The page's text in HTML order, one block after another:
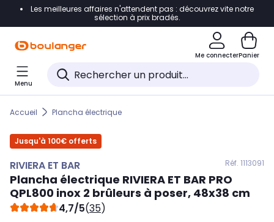
Accéder directement à la navigation
Accéder directement au pied de page
Accéder directement au chatbot
Les meilleures affaires n'attendent pas : découvrez vite notre
sélection à prix bradés.
Me connecterPanier
Menu
Accueil Plancha électrique
Jusqu'à 100€ offerts
RIVIERA ET BAR Réf. 1113091
Plancha électrique RIVIERA ET BAR PRO
QPL800 inox 2 brûleurs à poser, 48x38 cm
4,7/5(35)